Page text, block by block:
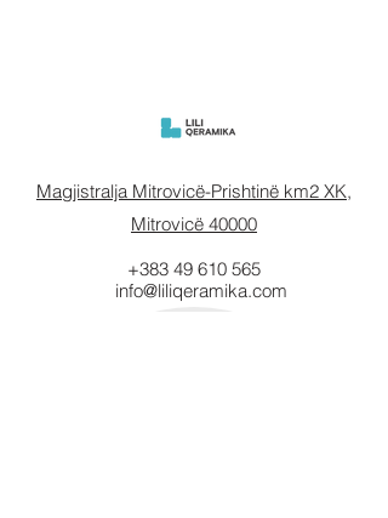
Magjistralja Mitrovicë-Prishtinë km2 XK,
Mitrovicë 40000
info@liliqeramika.com
+383 49 610 565